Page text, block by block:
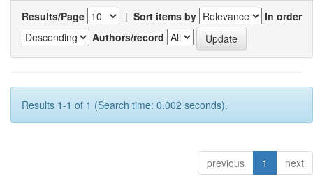
Results/Page | Sort items by
In order
Authors/record
Results 1-1 of 1 (Search time: 0.002 seconds).
previous 1 next